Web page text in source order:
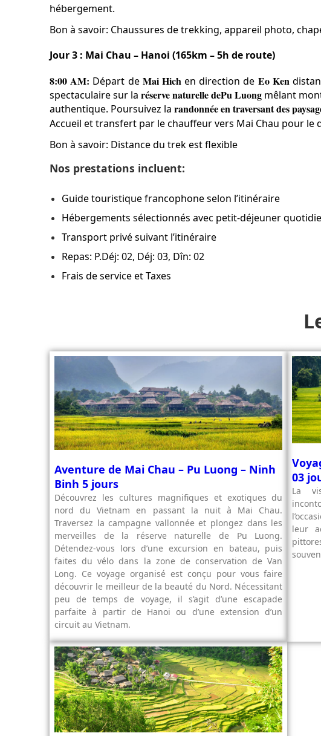
hébergement.
Bon à savoir: Chaussures de trekking, appareil photo,
Jour 3 : Mai Chau – Hanoi (165km – 5h de route)
8:00 AM: Départ de Mai Hichen direction de Eo Ken
spectaculaire sur la réserve naturelle dePu Luong mêlant
authentique. Poursuivez la randonnée en traversant des
Accueil et transfert par le chauffeur vers Mai Chau pour le
Bon à savoir: Distance du trek est flexible
Nos prestations incluent:
Guide touristique francophone selon l’itinéraire
Hébergements sélectionnés avec petit-déjeuner
Transport privé suivant l’itinéraire
Repas: P.Déj: 02, Déj: 03, Dîn: 02
Frais de service et Taxes
Aventure de Mai Chau – Pu Luong – Ninh
Binh 5 jours
Découvrez les cultures magnifiques et exotiques du
nord du Vietnam en passant la nuit à Mai Chau.
Traversez la campagne vallonnée et plongez dans les
merveilles de la réserve naturelle de Pu Luong.
Détendez-vous lors d’une excursion en bateau, puis
faites du vélo dans la zone de conservation de Van
Long. Ce voyage organisé est conçu pour vous faire
découvrir le meilleur de la beauté du Nord. Nécessitant
peu de temps de voyage, il s’agit d’une escapade
parfaite à partir de Hanoi ou d’une extension d’un
circuit au Vietnam.
03
La
leur